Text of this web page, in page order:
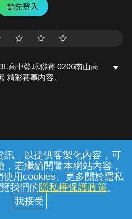
訊，以提供客製化內容，可
若繼續閱覽本網站內容，
用cookies。更多關於隱私
我們的隱私權保護政策。
請先登入
高中籃球聯賽-0206南山高
精彩賽事內容。
服務條款 隱私權保護
有限公司個人家庭分公司
：96979949) © 2026
{{notifyMsg}}